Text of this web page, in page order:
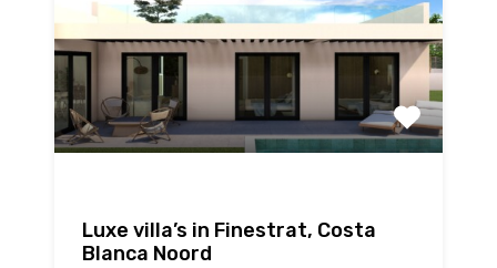
Luxe villa’s in Finestrat, Costa
Blanca Noord